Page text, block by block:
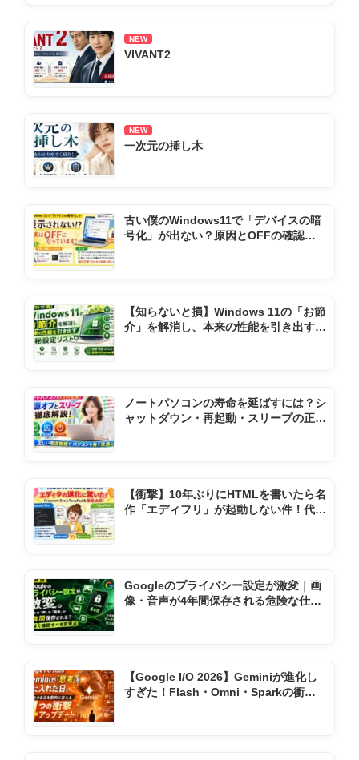
NEW
VIVANT2
NEW
一次元の挿し木
古い僕のWindows11で「デバイスの暗
号化」が出ない？原因とOFFの確認方
【知らないと損】Windows 11の「お節
介」を解消し、本来の性能を引き出す極
ノートパソコンの寿命を延ばすには？シ
ャットダウン・再起動・スリープの正し
【衝撃】10年ぶりにHTMLを書いたら名
作「エディフリ」が起動しない件！代わ
Googleのプライバシー設定が激変｜画
像・音声が4年間保存される危険な仕様
【Google I/O 2026】Geminiが進化し
すぎた！Flash・Omni・Sparkの衝撃